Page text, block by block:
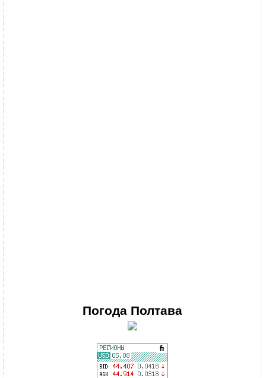
Погода Полтава